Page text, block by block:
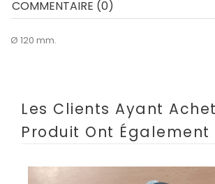
COMMENTAIRE (0)
Ø 120 mm.
Les Clients Ayant
Produit Ont Également